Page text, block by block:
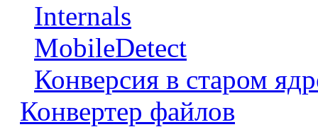
Internals
MobileDetect
Конверсия в старом
Конвертер файлов